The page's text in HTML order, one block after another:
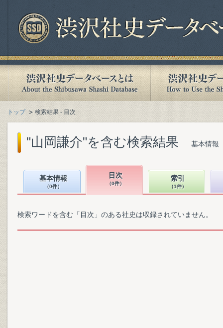
トップ 検索結果 - 目次
"山岡謙介"を含む検索結果 基本情報
基本情報
（0件）
目次
（0件）
索引
（1件）
検索ワードを含む「目次」のある社史は収録されていません。